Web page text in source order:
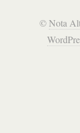
©Nota